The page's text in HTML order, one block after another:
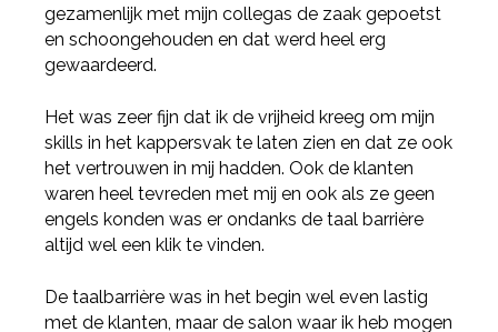
gezamenlijk met mijn collegas de zaak gepoetst
en schoongehouden en dat werd heel erg
gewaardeerd.
Het was zeer fijn dat ik de vrijheid kreeg om mijn
skills in het kappersvak te laten zien en dat ze ook
het vertrouwen in mij hadden. Ook de klanten
waren heel tevreden met mij en ook als ze geen
engels konden was er ondanks de taal barrière
altijd wel een klik te vinden.
De taalbarrière was in het begin wel even lastig
met de klanten, maar de salon waar ik heb mogen